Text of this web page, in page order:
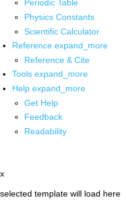
Periodic Table
Physics Constants
Scientific Calculator
Reference expand_more
Reference & Cite
Tools expand_more
Help expand_more
Get Help
Feedback
Readability
x
selected template will load here